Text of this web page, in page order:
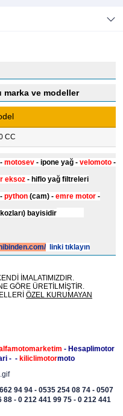
marka ve modeller
CC
motosev - ipone yağ - velomoto -
eksoz - hiflo yağ filtreleri
python (cam) - emre motor -
bayisidir
linki tıklayın
İMALATIMIZDIR.
GÖRE ÜRETİLMİŞTİR.
ÖZEL KURUMAYAN
- Hesaplimotor
- - kiliclimotormoto
94 94 - 0535 254 08 74 - 0507
- 0 212 441 99 75 - 0 212 441